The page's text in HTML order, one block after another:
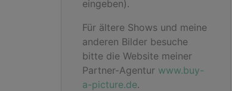
eingeben).
Für ältere Shows und meine
anderen Bilder besuche
bitte die Website meiner
Partner-Agentur www.buy-
a-picture.de.